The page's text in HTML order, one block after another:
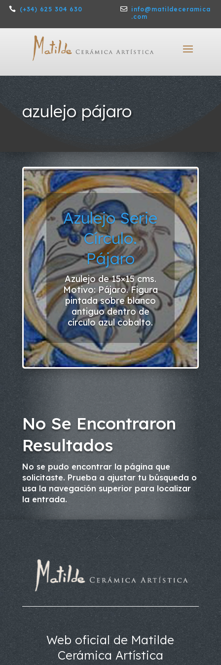
 (+34) 625 304 630 
info@matildeceramica
.com
azulejo pájaro
Azulejo Serie
Círculo.
Pájaro
Azulejo de 15×15 cms.
Motivo: Pájaro. Figura
pintada sobre blanco
antiguo dentro de
círculo azul cobalto.
No Se Encontraron
Resultados
No se pudo encontrar la página que
solicitaste. Prueba a ajustar tu búsqueda o
usa la navegación superior para localizar
la entrada.
Web oficial de Matilde
Cerámica Artística